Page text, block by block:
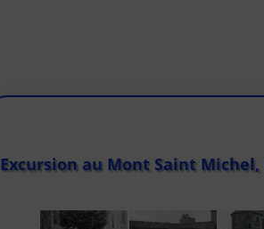
Excursion au Mont Saint